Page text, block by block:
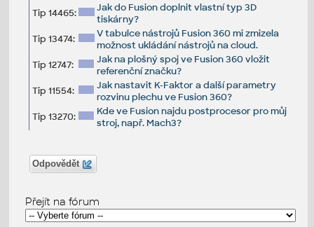
Tip 14465:
Jak do Fusion doplnit vlastní typ 3D
tiskárny?
Tip 13474:
V tabulce nástrojů Fusion 360 mi zmizela
možnost ukládání nástrojů na cloud.
Tip 12747:
Jak na plošný spoj ve Fusion 360 vložit
referenční značku?
Tip 11554:
Jak nastavit K-Faktor a další parametry
rozvinu plechu ve Fusion 360?
Tip 13270:
Kde ve Fusion najdu postprocesor pro můj
stroj, např. Mach3?
Odpovědět
Přejít na fórum